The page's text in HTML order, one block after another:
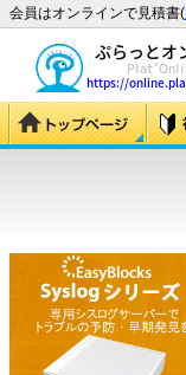
会員はオンラインで見積書(